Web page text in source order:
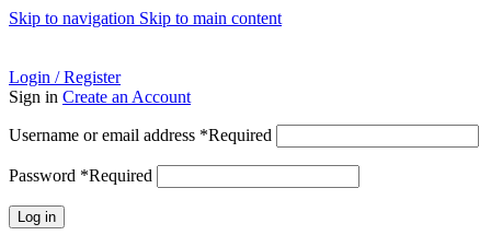
Skip to navigation Skip to main content
Login / Register
Sign in Create an Account
Username or email address *Required
Password *Required
Log in